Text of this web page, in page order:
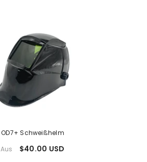
OD7+ Schweißhelm
Aus
$40.00 USD